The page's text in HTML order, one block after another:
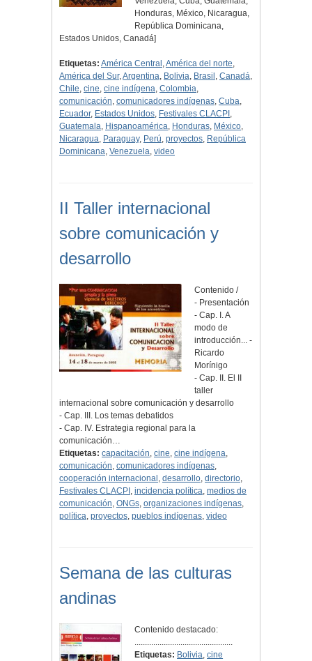
Honduras, México, Nicaragua,
República Dominicana,
Estados Unidos, Canadá]
Etiquetas: América Central ,América del norte,
América del Sur,Argentina, Bolivia, Brasil , Canadá,
Chile, cine, cine indígena, Colombia,
comunicación, comunicadores indígenas, Cuba,
Ecuador, Estados Unidos, Festivales CLACPI ,
Guatemala, Hispanoamérica, Honduras, México,
Nicaragua, Paraguay, Perú, proyectos, República
Dominicana, Venezuela, video
II Taller internacional
sobre comunicación y
desarrollo
Contenido /
- Presentación
- Cap. I. A
modo de
introducción... -
Ricardo
Morínigo
- Cap. II. El II
taller
internacional sobre comunicación y desarrollo
- Cap. III. Los temas debatidos
- Cap. IV. Estrategia regional para la
comunicación…
Etiquetas: capacitación, cine, cine indígena,
comunicación, comunicadores indígenas,
cooperación internacional , desarrollo, directorio,
Festivales CLACPI , incidencia política, medios de
comunicación, ONGs, organizaciones indígenas,
política, proyectos, pueblos indígenas, video
Semana de las culturas
andinas
Contenido destacado:
...............................................
Etiquetas: Bolivia,cine